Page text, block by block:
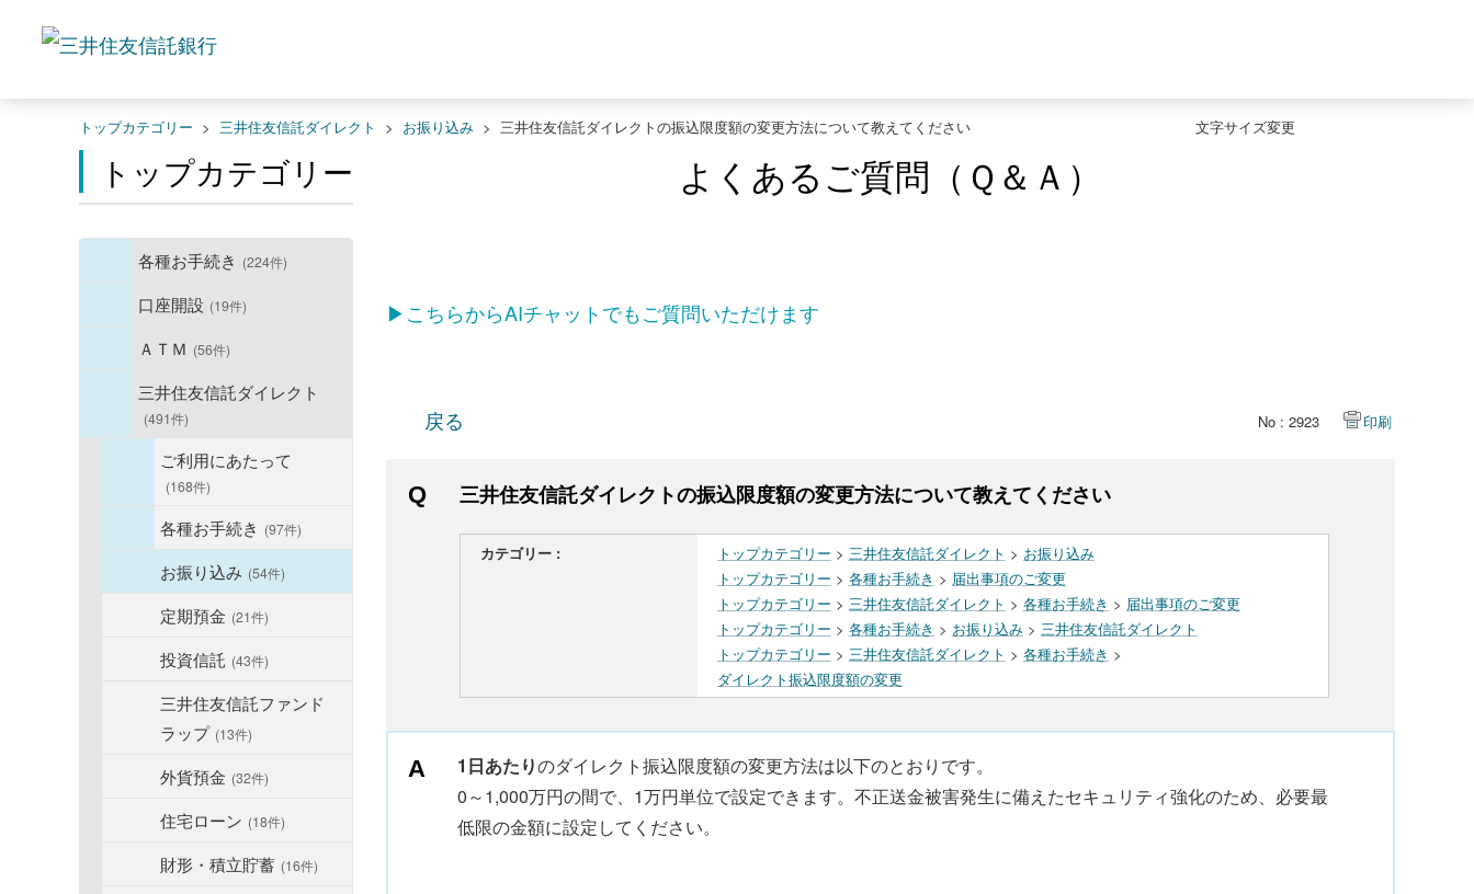
文字サイズ変更
トップカテゴリー > 三井住友信託ダイレクト > お振り込み > 三井住友信託ダイレクトの振込限度額の変更方法について教えてください
トップカテゴリー
各種お手続き (224件)
口座開設 (19件)
ＡＴＭ (56件)
三井住友信託ダイレクト
(491件)
ご利用にあたって
(168件)
各種お手続き (97件)
お振り込み (54件)
定期預金 (21件)
投資信託 (43件)
三井住友信託ファンド
ラップ (13件)
外貨預金 (32件)
住宅ローン (18件)
財形・積立貯蓄 (16件)
よくあるご質問（Ｑ＆Ａ）
▶こちらからAIチャットでもご質問いただけます
戻る No : 2923 印刷
三井住友信託ダイレクトの振込限度額の変更方法について教えてください
カテゴリー : トップカテゴリー > 三井住友信託ダイレクト > お振り込み
トップカテゴリー > 各種お手続き > 届出事項のご変更
トップカテゴリー > 三井住友信託ダイレクト > 各種お手続き > 届出事項のご変更
トップカテゴリー > 各種お手続き > お振り込み> 三井住友信託ダイレクト
トップカテゴリー > 三井住友信託ダイレクト > 各種お手続き >
ダイレクト振込限度額の変更
1日あたりのダイレクト振込限度額の変更方法は以下のとおりです。
0～1,000万円の間で、1万円単位で設定できます。不正送金被害発生に備えたセキュリティ強化のため、必要最
低限の金額に設定してください。